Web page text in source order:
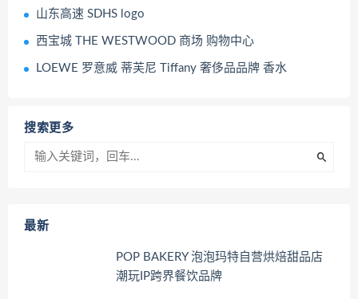
山东高速 SDHS logo
西宝城 THE WESTWOOD 商场 购物中心
LOEWE 罗意威 蒂芙尼 Tiffany 奢侈品品牌 香水
搜索更多
最新
POP BAKERY 泡泡玛特自营烘焙甜品店
潮玩IP跨界餐饮品牌